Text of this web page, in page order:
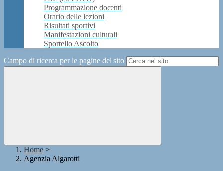
Programmazione docenti
Orario delle lezioni
Risultati sportivi
Manifestazioni culturali
Sportello Ascolto
Campo di ricerca per le pagine del sito
Home >
Agenzia Algarotti